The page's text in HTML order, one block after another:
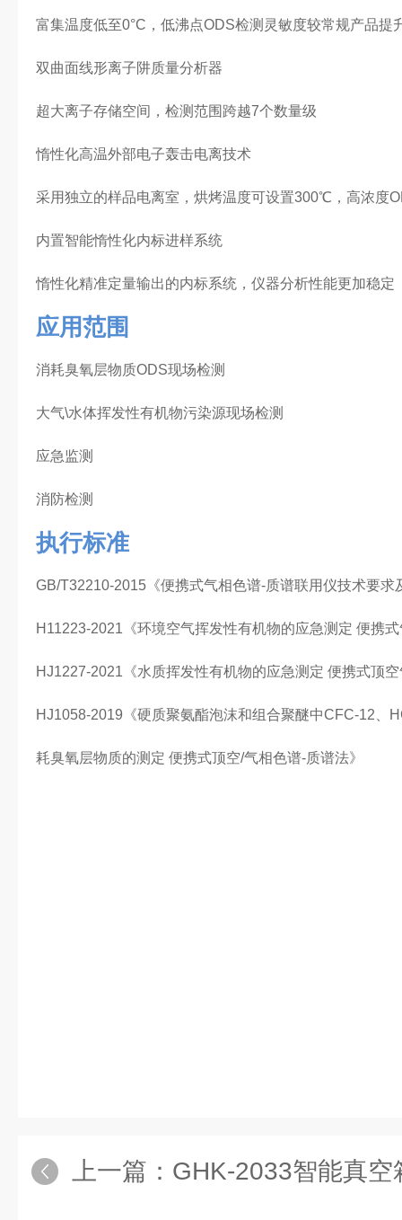
富集温度低至0°C，低沸点ODS检测灵敏度较常规产品提
双曲面线形离子阱质量分析器
超大离子存储空间，检测范围跨越7个数量级
惰性化高温外部电子轰击电离技术
采用独立的样品电离室，烘烤温度可设置300℃，高浓度
内置智能惰性化内标进样系统
惰性化精准定量输出的内标系统，仪器分析性能更加稳定
应用范围
消耗臭氧层物质ODS现场检测
大气\水体挥发性有机物污染源现场检测
应急监测
消防检测
执行标准
GB/T32210-2015《便携式气相色谱-质谱联用仪技术要求
H11223-2021《环境空气挥发性有机物的应急测定 便携
HJ1227-2021《水质挥发性有机物的应急测定 便携式顶
HJ1058-2019《硬质聚氨酯泡沫和组合聚醚中CFC-12、
耗臭氧层物质的测定 便携式顶空/气相色谱-质谱法》
上一篇： GHK-2033智能真空